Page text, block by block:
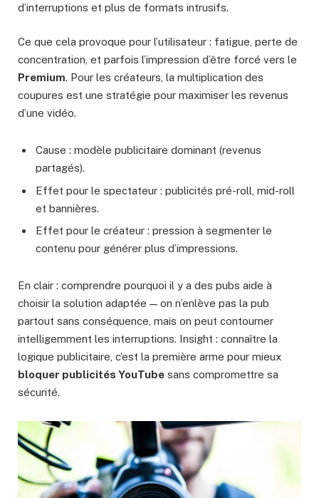
d’interruptions et plus de formats intrusifs.
Ce que cela provoque pour l’utilisateur : fatigue, perte de
concentration, et parfois l’impression d’être forcé vers le
Premium. Pour les créateurs, la multiplication des
coupures est une stratégie pour maximiser les revenus
d’une vidéo.
Cause : modèle publicitaire dominant (revenus
partagés).
Effet pour le spectateur : publicités pré-roll, mid-roll
et bannières.
Effet pour le créateur : pression à segmenter le
contenu pour générer plus d’impressions.
En clair : comprendre pourquoi il y a des pubs aide à
choisir la solution adaptée — on n’enlève pas la pub
partout sans conséquence, mais on peut contourner
intelligemment les interruptions. Insight : connaître la
logique publicitaire, c’est la première arme pour mieux
bloquer publicités YouTube sans compromettre sa
sécurité.